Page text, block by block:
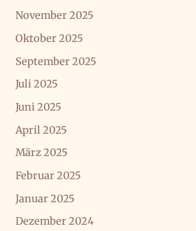
November 2025
Oktober 2025
September 2025
Juli 2025
Juni 2025
April 2025
März 2025
Februar 2025
Januar 2025
Dezember 2024